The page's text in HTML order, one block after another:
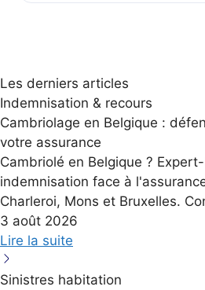
Les derniers articles
Indemnisation & recours
Cambriolage en Belgique :
votre assurance
Cambriolé en Belgique ?
indemnisation face à
Charleroi, Mons et Bruxelles.
3 août 2026
Lire la suite
Sinistres habitation